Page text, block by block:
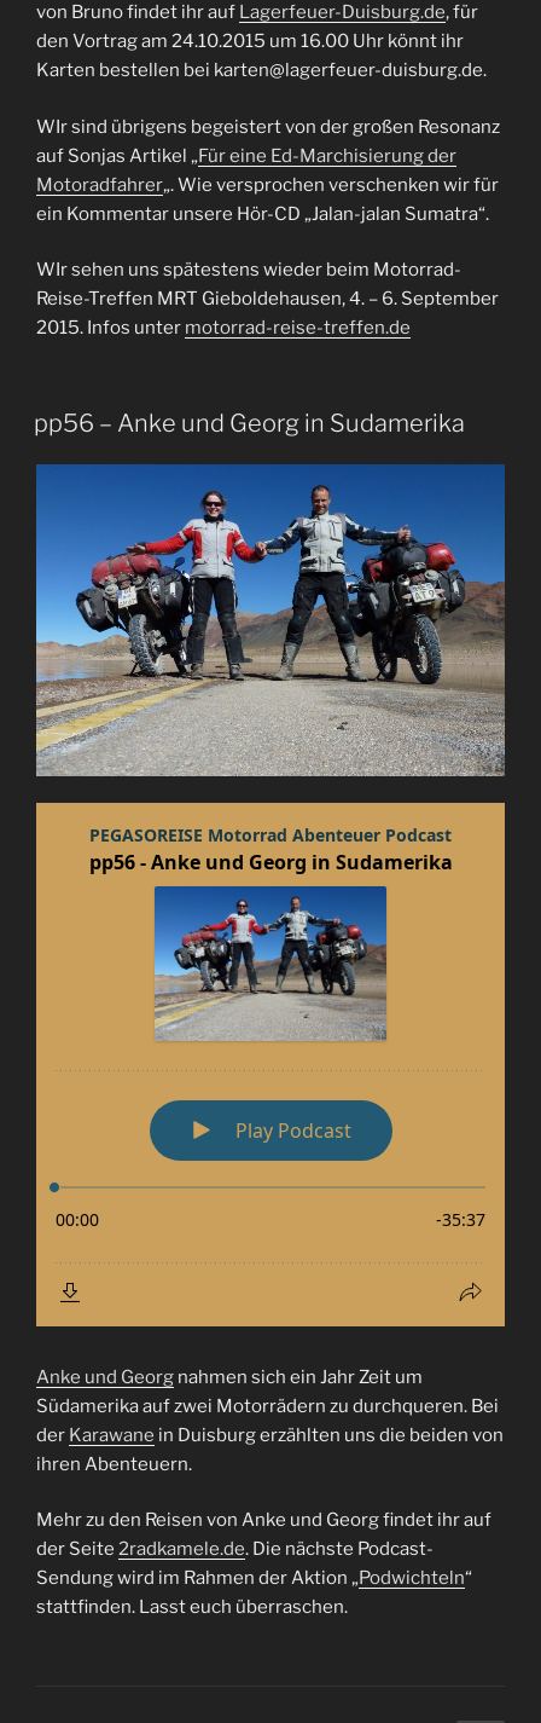
von Bruno findet ihr auf Lagerfeuer-Duisburg.de, für
den Vortrag am 24.10.2015 um 16.00 Uhr könnt ihr
Karten bestellen bei karten@lagerfeuer-duisburg.de.
WIr sind übrigens begeistert von der großen Resonanz
auf Sonjas Artikel „Für eine Ed-Marchisierung der
Motoradfahrer„. Wie versprochen verschenken wir für
ein Kommentar unsere Hör-CD „Jalan-jalan Sumatra“.
WIr sehen uns spätestens wieder beim Motorrad-
Reise-Treffen MRT Gieboldehausen, 4. – 6. September
2015. Infos unter motorrad-reise-treffen.de
pp56 – Anke und Georg in Sudamerika
Anke und Georg nahmen sich ein Jahr Zeit um
Südamerika auf zwei Motorrädern zu durchqueren. Bei
der Karawane in Duisburg erzählten uns die beiden von
ihren Abenteuern.
Mehr zu den Reisen von Anke und Georg findet ihr auf
der Seite 2radkamele.de. Die nächste Podcast-
Sendung wird im Rahmen der Aktion „Podwichteln“
stattfinden. Lasst euch überraschen.